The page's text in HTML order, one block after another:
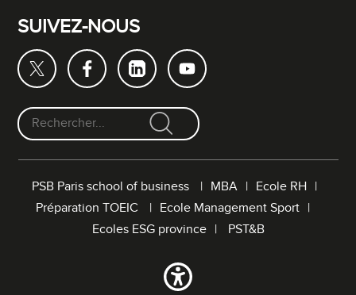
SUIVEZ-NOUS
F
PSB Paris school of business MBA
Ecole RH
Préparation TOEIC
Ecole Management Sport
Ecoles ESG province
PST&B